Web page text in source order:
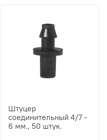
Штуцер
соединительный 4/7 -
6 мм., 50 штук.